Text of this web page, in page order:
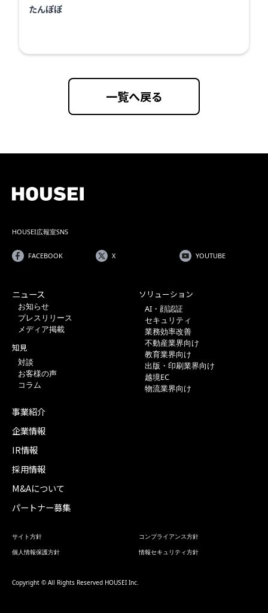
たんぽぽ
一覧へ戻る
HOUSEI広報室SNS
FACEBOOK X YOUTUBE
ニュース
お知らせ
プレスリリース
メディア掲載
知見
対談
お客様の声
コラム
ソリューション
AI・顔認証
セキュリティ
業務効率改善
不動産業界向け
教育業界向け
出版・印刷業界向け
越境EC
物流業界向け
事業紹介
企業情報
IR情報
採用情報
M&Aについて
パートナー募集
サイト方針
コンプライアンス方針
個人情報保護方針
情報セキュリティ方針
Copyright © All Rights Reserved HOUSEI Inc.